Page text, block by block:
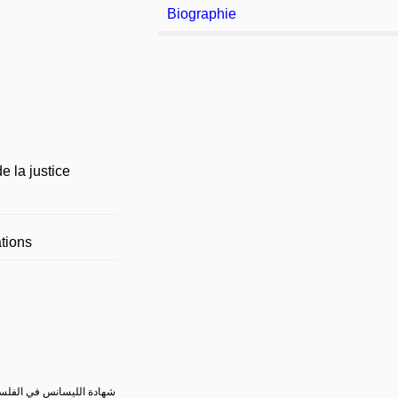
la justice
Biographie